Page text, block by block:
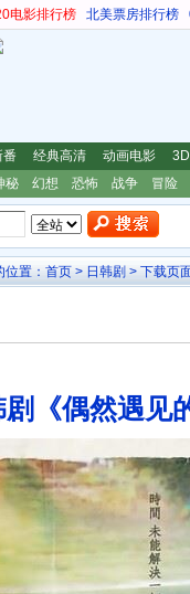
电影排行榜 北美票房排行榜
番 经典高清 动画电影
秘 幻想 恐怖 战争 冒险
位置： 首页 > 日韩剧 > 下载页
剧《偶然遇见